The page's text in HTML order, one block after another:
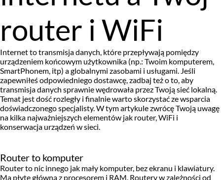
router i WiFi
Internet to transmisja danych, które przepływają pomiędzy
urządzeniem końcowym użytkownika (np.: Twoim komputerem,
SmartPhonem, itp) a globalnymi zasobami i usługami. Jeśli
zapewniłeś odpowiedniego dostawcę, zadbaj też o to, aby
transmisja danych sprawnie wędrowała przez Twoją sieć lokalną.
Temat jest dość rozległy i finalnie warto skorzystać ze wsparcia
doświadczonego specjalisty. W tym artykule zwrócę Twoją uwagę
na kilka najważniejszych elementów jak router, WiFi i
konserwacja urządzeń w sieci.
Router to komputer
Router to nic innego jak mały komputer, bez ekranu i klawiatury.
Ma płytę główną z procesorem i RAM. Routery w zależności od